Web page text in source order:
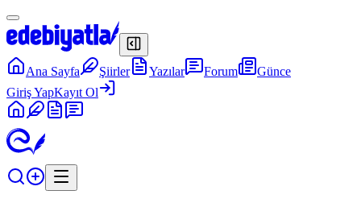
Ana Sayfa Şiirler Yazılar Forum
Günce
Giriş YapKayıt Ol